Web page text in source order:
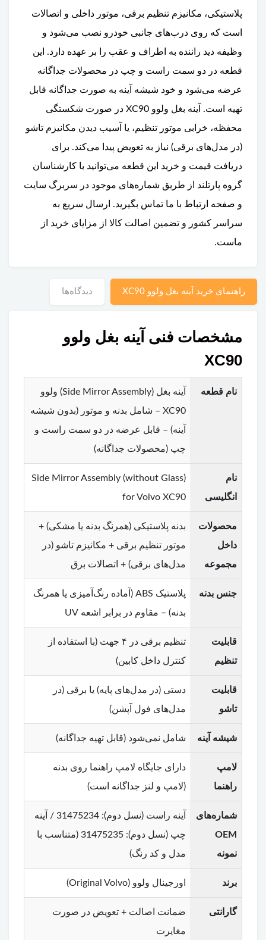
پلاستیکی، مکانیزم تنظیم برقی، موتور داخلی و اتصالات
است که روی درب‌های جانبی خودرو نصب می‌شود و
وظیفه دید راننده به اطراف و عقب را بر عهده دارد. این
قطعه در دو سمت راست و چپ در محصولات جداگانه
عرضه می‌شود و خود شیشه آینه به صورت جداگانه قابل
تهیه است. آینه بغل ولوو XC90 در صورت شکستگی
محفظه، خرابی موتور تنظیم، یا آسیب دیدن مکانیزم تاشو
(در مدل‌های برقی) نیاز به تعویض پیدا می‌کند. برای
دریافت قیمت و خرید این قطعه می‌توانید با کارشناسان
گروه پارتلند از طریق شماره‌های موجود در سربرگ سایت
و صفحه ارتباط با ما تماس بگیرید. ارسال سریع به
سراسر کشور و تضمین اصالت کالا از مزایای خرید از
ماست.
راهنمای خرید آینه بغل ولوو XC90 دیدگاه‌ها
مشخصات فنی آینه بغل ولوو
XC90
نام قطعه
آینه بغل (Side Mirror Assembly) ولوو
XC90 – شامل بدنه و موتور (بدون شیشه
آینه) – قابل عرضه در دو سمت راست و
چپ (محصولات جداگانه)
نام
انگلیسی
Side Mirror Assembly (without Glass)
for Volvo XC90
محصولات
داخل
مجموعه
بدنه پلاستیکی (همرنگ بدنه یا مشکی) +
موتور تنظیم برقی + مکانیزم تاشو (در
مدل‌های برقی) + اتصالات برق
جنس بدنه
پلاستیک ABS (آماده رنگ‌آمیزی یا همرنگ
بدنه) – مقاوم در برابر اشعه UV
قابلیت
تنظیم
تنظیم برقی در ۴ جهت (با استفاده از
کنترل داخل کابین)
قابلیت
تاشو
دستی (در مدل‌های پایه) یا برقی (در
مدل‌های فول آپشن)
شیشه آینه شامل نمی‌شود (قابل تهیه جداگانه)
لامپ
راهنما
دارای جایگاه لامپ راهنما روی بدنه
(لامپ و لنز جداگانه است)
شماره‌های
OEM
نمونه
آینه راست (نسل دوم): 31475234 / آینه
چپ (نسل دوم): 31475235 (متناسب با
مدل و کد رنگ)
برند اورجینال ولوو (Original Volvo)
گارانتی
ضمانت اصالت + تعویض در صورت
مغایرت